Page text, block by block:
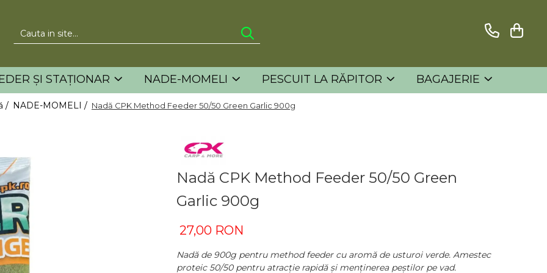
ȘI STAȚIONAR NADE-MOMELI PESCUIT LA RĂPITOR BAGAJERIE
/ NADE-MOMELI / Nadă CPK Method Feeder 50/50 Green Garlic 900g
Nadă CPK Method Feeder 50/50 Green
Garlic 900g
27,00 RON
Nadă de 900g pentru method feeder cu aromă de usturoi verde. Amestec
proteic 50/50 pentru atracție rapidă și menținerea peștilor pe vad.